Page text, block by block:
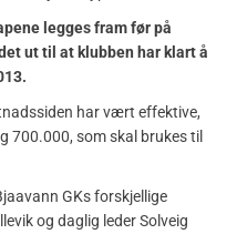
legges fram før på
ut til at klubben har klart å
har vært effektive,
700.000, som skal brukes til
GKs forskjellige
og daglig leder Solveig